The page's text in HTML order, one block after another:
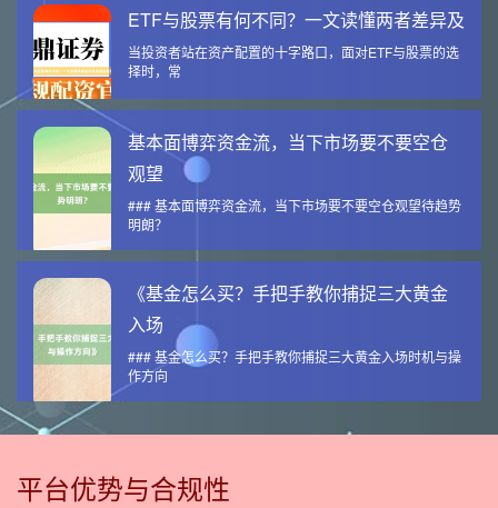
ETF与股票有何不同？一文读懂两者差异及
当投资者站在资产配置的十字路口，面对ETF与股票的选
择时，常
基本面博弈资金流，当下市场要不要空仓
观望
### 基本面博弈资金流，当下市场要不要空仓观望待趋势
明朗？
《基金怎么买？手把手教你捕捉三大黄金
入场
### 基金怎么买？手把手教你捕捉三大黄金入场时机与操
作方向
平台优势与合规性